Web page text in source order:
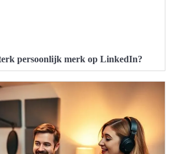
persoonlijk merk op LinkedIn?